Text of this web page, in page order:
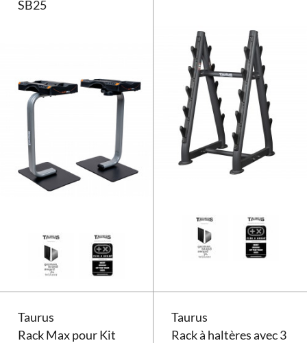
SB25
Rack Taurus Selectabell SB25
Taurus
Rack Max pour Kit
Taurus
Rack à haltères avec 3